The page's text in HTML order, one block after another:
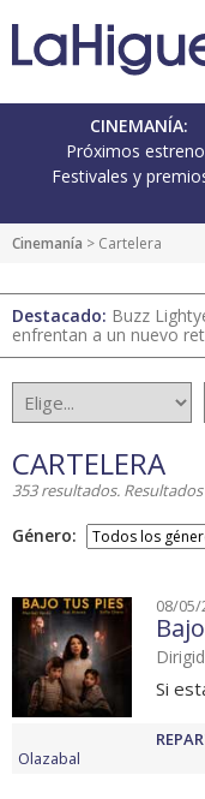
CINEMANÍA:
Próximos
Festivales y
Cinemanía > Cartelera
Destacado: Buzz
enfrentan a un nuevo
CARTELERA
353 resultados.
Género:
08/05/
Si
Olazabal